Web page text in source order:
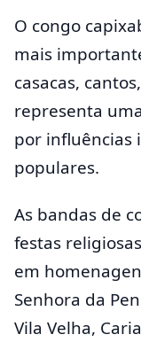
O congo
mais
casacas,
representa
por influências
populares.
As bandas de
festas
em
Senhora da
Vila Velha,